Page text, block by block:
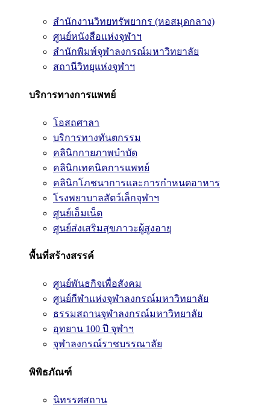
สำนักงานวิทยทรัพยากร (หอสมุดกลาง)
ศูนย์หนังสือแห่งจุฬาฯ
สำนักพิมพ์จุฬาลงกรณ์มหาวิทยาลัย
สถานีวิทยุแห่งจุฬาฯ
บริการทางการแพทย์
โอสถศาลา
บริการทางทันตกรรม
คลินิกกายภาพบำบัด
คลินิกเทคนิคการแพทย์
คลินิกโภชนาการและการกำหนดอาหาร
โรงพยาบาลสัตว์เล็กจุฬาฯ
ศูนย์เอ็มเน็ต
ศูนย์ส่งเสริมสุขภาวะผู้สูงอายุ
พื้นที่สร้างสรรค์
ศูนย์พันธกิจเพื่อสังคม
ศูนย์กีฬาแห่งจุฬาลงกรณ์มหาวิทยาลัย
ธรรมสถานจุฬาลงกรณ์มหาวิทยาลัย
อุทยาน 100 ปี จุฬาฯ
จุฬาลงกรณ์ราชบรรณาลัย
พิพิธภัณฑ์
นิทรรศสถาน